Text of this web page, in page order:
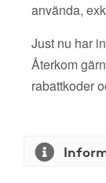
använda,
Just nu har
Återkom
rabattkoder